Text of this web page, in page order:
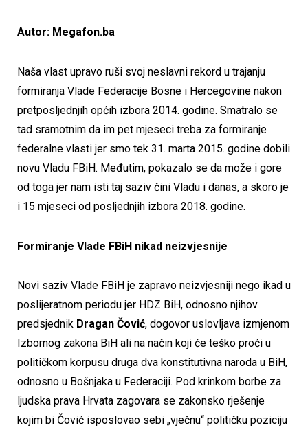
Autor: Megafon.ba
Naša vlast upravo ruši svoj neslavni rekord u trajanju
formiranja Vlade Federacije Bosne i Hercegovine nakon
pretposljednjih općih izbora 2014. godine. Smatralo se
tad sramotnim da im pet mjeseci treba za formiranje
federalne vlasti jer smo tek 31. marta 2015. godine dobili
novu Vladu FBiH. Međutim, pokazalo se da može i gore
od toga jer nam isti taj saziv čini Vladu i danas, a skoro je
i 15 mjeseci od posljednjih izbora 2018. godine.
Formiranje Vlade FBiH nikad neizvjesnije
Novi saziv Vlade FBiH je zapravo neizvjesniji nego ikad u
poslijeratnom periodu jer HDZ BiH, odnosno njihov
predsjednik Dragan Čović, dogovor uslovljava izmjenom
Izbornog zakona BiH ali na način koji će teško proći u
političkom korpusu druga dva konstitutivna naroda u BiH,
odnosno u Bošnjaka u Federaciji. Pod krinkom borbe za
ljudska prava Hrvata zagovara se zakonsko rješenje
kojim bi Čović isposlovao sebi „vječnu“ političku poziciju